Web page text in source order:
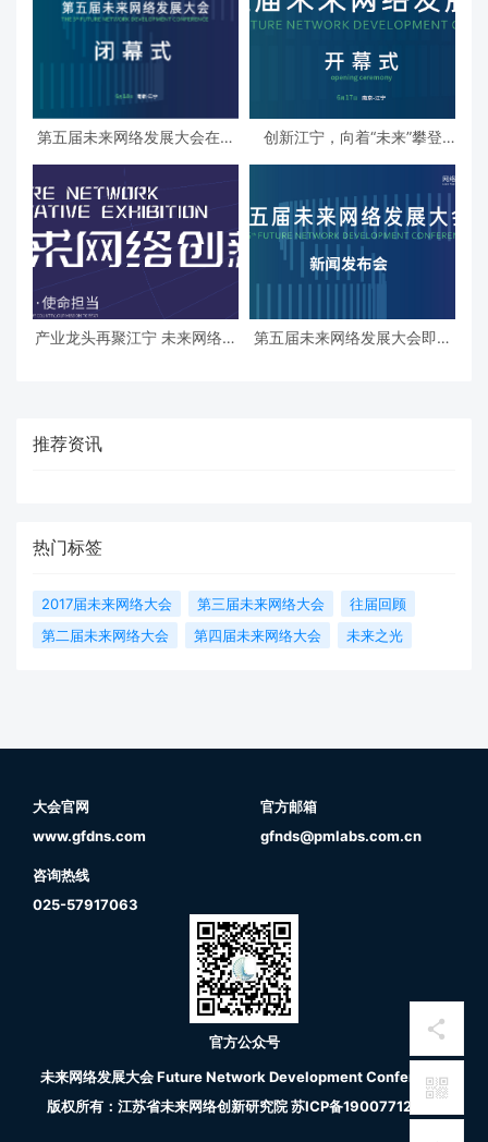
第五届未来网络发展大会在南
创新江宁，向着“未来”攀登
在宁举行！
产业龙头再聚江宁 未来网络创
第五届未来网络发展大会即将
推荐资讯
热门标签
2017届未来网络大会 第三届未来网络大会
往届回顾
第二届未来网络大会
第四届未来网络大会 未来之光
大会官网
www.gfdns.com
咨询热线
025-57917063
官方邮箱
gfnds@pmlabs.com.cn
官方公众号
未来网络发展大会 Future Network Development Conference
版权所有：江苏省未来网络创新研究院苏ICP备19007712号-5